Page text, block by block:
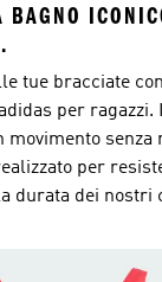
BAGNO
tue bracciate
per
movimento
per
durata dei nostri